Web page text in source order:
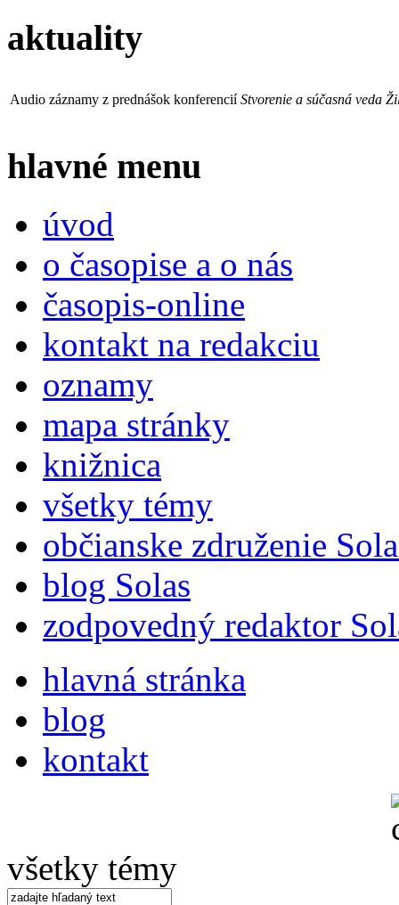
aktuality
Audio záznamy z prednášok konferenciíStvorenie a súčasná veda
hlavné menu
úvod
o časopise a o nás
časopis-online
kontakt na redakciu
oznamy
mapa stránky
knižnica
všetky témy
občianske združenie
blog Solas
zodpovedný redaktor
hlavná stránka
blog
kontakt
všetky témy